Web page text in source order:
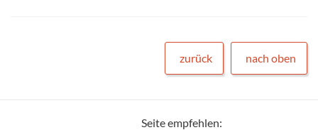
zurück nach oben
Seite empfehlen: